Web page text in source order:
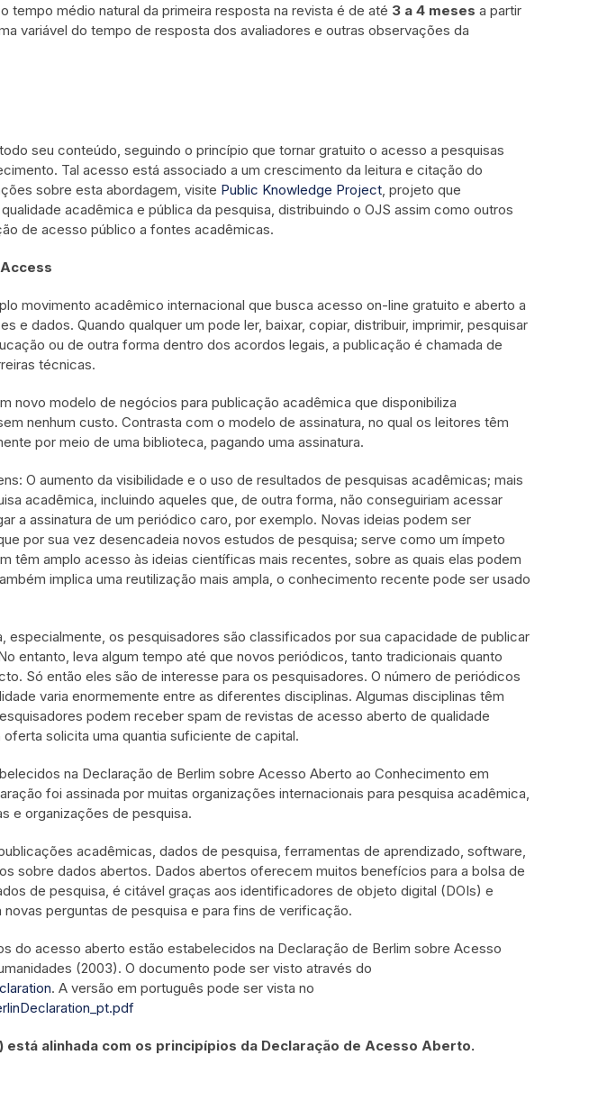
tempo médio natural da primeira resposta na revista é de até 3 a 4 meses a partir
variável do tempo de resposta dos avaliadores e outras observações da
seu conteúdo, seguindo o princípio que tornar gratuito o acesso a pesquisas
Tal acesso está associado a um crescimento da leitura e citação do
sobre esta abordagem, visite Public Knowledge Project, projeto que
acadêmica e pública da pesquisa, distribuindo o OJS assim como outros
de acesso público a fontes acadêmicas.
movimento acadêmico internacional que busca acesso on-line gratuito e aberto a
e dados. Quando qualquer um pode ler, baixar, copiar, distribuir, imprimir, pesquisar
ou de outra forma dentro dos acordos legais, a publicação é chamada de
técnicas.
novo modelo de negócios para publicação acadêmica que disponibiliza
nenhum custo. Contrasta com o modelo de assinatura, no qual os leitores têm
por meio de uma biblioteca, pagando uma assinatura.
O aumento da visibilidade e o uso de resultados de pesquisas acadêmicas; mais
acadêmica, incluindo aqueles que, de outra forma, não conseguiriam acessar
a assinatura de um periódico caro, por exemplo. Novas ideias podem ser
por sua vez desencadeia novos estudos de pesquisa; serve como um ímpeto
têm amplo acesso às ideias científicas mais recentes, sobre as quais elas podem
implica uma reutilização mais ampla, o conhecimento recente pode ser usado
especialmente, os pesquisadores são classificados por sua capacidade de publicar
entanto, leva algum tempo até que novos periódicos, tanto tradicionais quanto
Só então eles são de interesse para os pesquisadores. O número de periódicos
varia enormemente entre as diferentes disciplinas. Algumas disciplinas têm
podem receber spam de revistas de acesso aberto de qualidade
solicita uma quantia suficiente de capital.
na Declaração de Berlim sobre Acesso Aberto ao Conhecimento em
foi assinada por muitas organizações internacionais para pesquisa acadêmica,
e organizações de pesquisa.
acadêmicas, dados de pesquisa, ferramentas de aprendizado, software,
sobre dados abertos. Dados abertos oferecem muitos benefícios para a bolsa de
de pesquisa, é citável graças aos identificadores de objeto digital (DOIs) e
perguntas de pesquisa e para fins de verificação.
do acesso aberto estão estabelecidos na Declaração de Berlim sobre Acesso
(2003). O documento pode ser visto através do
. A versão em português pode ser vista no
está alinhada com os principípios da Declaração de Acesso Aberto.